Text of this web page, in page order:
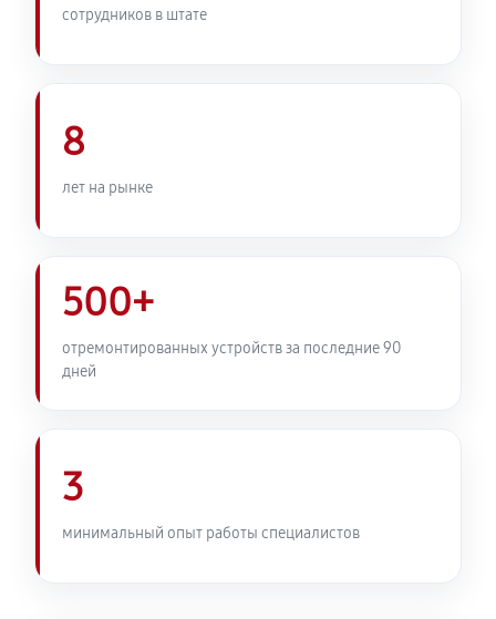
740 руб
сотрудников в штате
8
лет на рынке
500+
отремонтированных устройств за последние 90
дней
3
минимальный опыт работы специалистов